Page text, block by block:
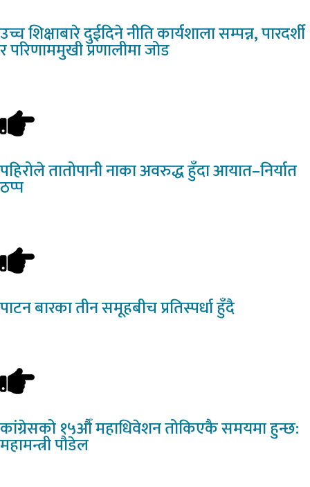
उच्चशिक्षाबारे दुईदिने नीति कार्यशाला सम्पन्न, पारदर्शी
र परिणाममुखी प्रणालीमा जोड
पहिरोलेतातोपानी नाका अवरुद्ध हुँदा आयात–निर्यात
ठप्प
पाटनबारका तीन समूहबीच प्रतिस्पर्धा हुँदै
कांग्रेसको१५औँ महाधिवेशन तोकिएकै समयमा हुन्छ:
महामन्त्री पौडेल